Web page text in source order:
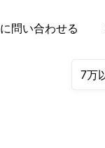
問い合わせる